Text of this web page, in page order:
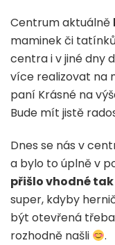
Centrum aktuálně
maminek či
centra i v jiné dny
více realizovat na
paní Krásné na
Bude mít jistě
Dnes se nás v
a bylo to úplně v
přišlo vhodné
super, kdyby
být otevřená třeba
rozhodně našli
.